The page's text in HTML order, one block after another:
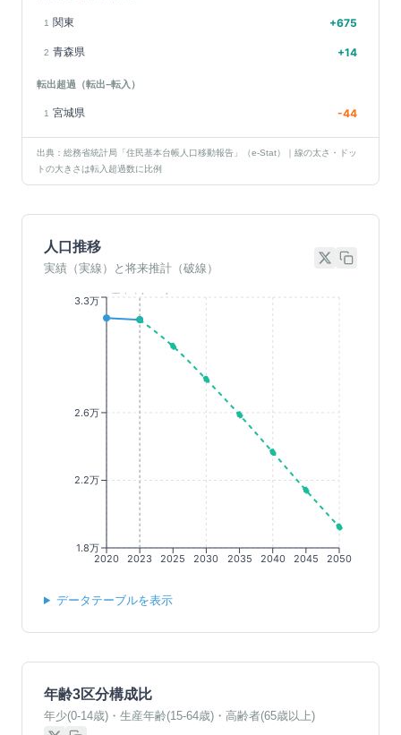
1 関東 +675
2 青森県 +14
転出超過（転出−転入）
1 宮城県 -44
出典：総務省統計局「住民基本台帳人口移動報告」（e-Stat）｜線の太さ・ドッ
トの大きさは転入超過数に比例
人口推移
実績（実線）と将来推計（破線）
2020 2023 2025 2030 2035 2040 2045 2050
1.8万
2.2万
2.6万
3.3万
データテーブルを表示
年齢3区分構成比
年少(0-14歳)・生産年齢(15-64歳)・高齢者(65歳以上)